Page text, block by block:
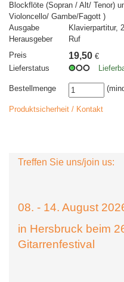
Blockflöte (Sopran / Alt/ Tenor)
Violoncello/ Gambe/Fagott )
Ausgabe
Klavierpartitur,
Herausgeber
Ruf
Preis
19,50 €
Lieferstatus
Bestellmenge
Produktsicherheit / Kontakt
Treffen Sie uns/join us:
08. - 14. August
in Hersbruck beim
Gitarrenfestival